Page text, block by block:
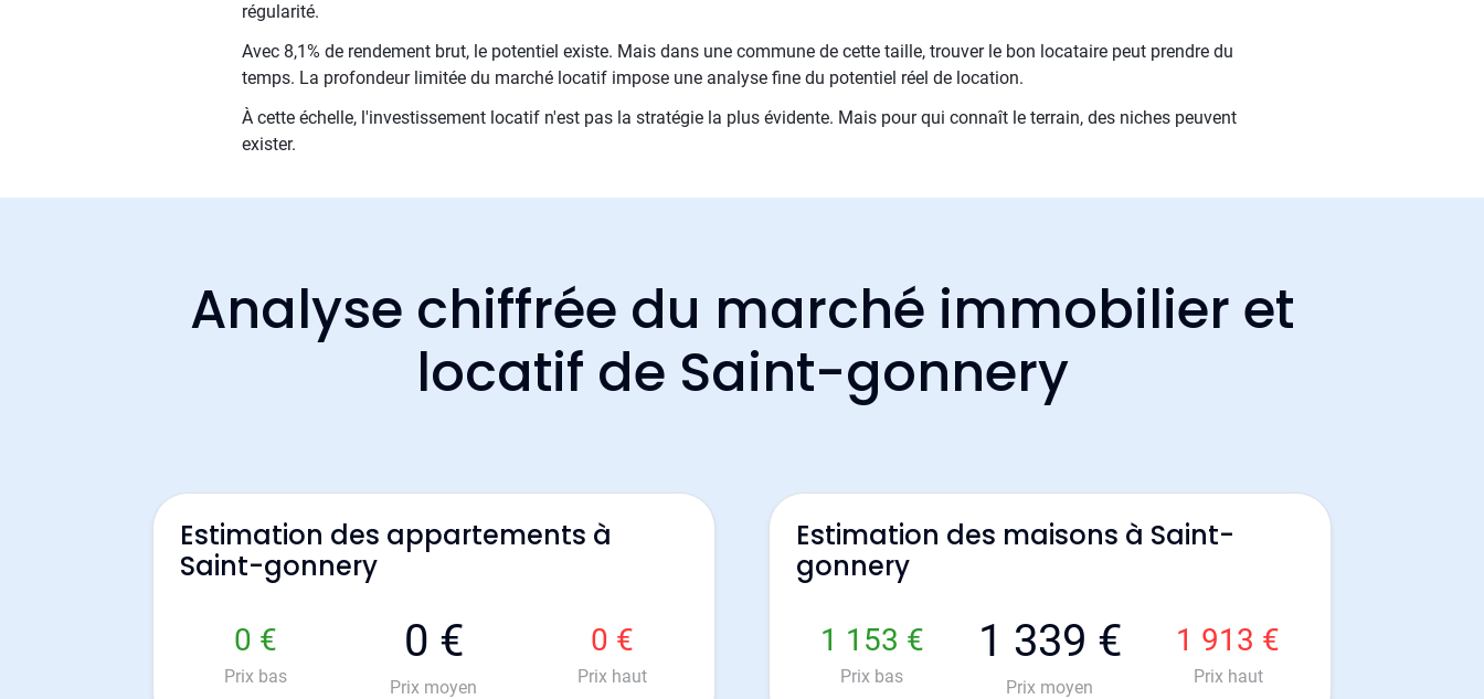
régularité.
Avec 8,1% de rendement brut, le potentiel existe. Mais dans une commune de cette taille, trouver le bon locataire peut prendre du
temps. La profondeur limitée du marché locatif impose une analyse fine du potentiel réel de location.
À cette échelle, l'investissement locatif n'est pas la stratégie la plus évidente. Mais pour qui connaît le terrain, des niches peuvent
exister.
Analyse chiffrée du marché immobilier et
locatif de Saint-gonnery
Estimation des appartements à
Saint-gonnery
0 €
Prix bas
0 €
Prix moyen
0 €
Prix haut
Estimation des maisons à Saint-
gonnery
1 153 €
Prix bas
1 339 €
Prix moyen
1 913 €
Prix haut